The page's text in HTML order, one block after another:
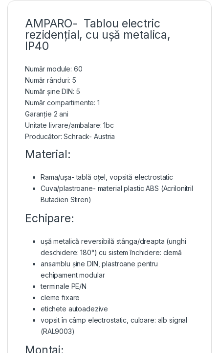
AMPARO- Tablou electric
rezidențial, cu ușă metalica,
IP40
Număr module: 60
Număr rânduri: 5
Număr șine DIN: 5
Număr compartimente: 1
Garanție 2 ani
Unitate livrare/ambalare: 1bc
Producător: Schrack- Austria
Material:
Rama/ușa- tablă oțel, vopsită electrostatic
Cuva/plastroane- material plastic ABS (Acrilonitril
Butadien Stiren)
Echipare:
ușă metalică reversibilă stânga/dreapta (unghi
deschidere: 180°) cu sistem închidere: clemă
ansamblu șine DIN, plastroane pentru
echipament modular
terminale PE/N
cleme fixare
etichete autoadezive
vopsit în câmp electrostatic, culoare: alb signal
(RAL9003)
Montaj: